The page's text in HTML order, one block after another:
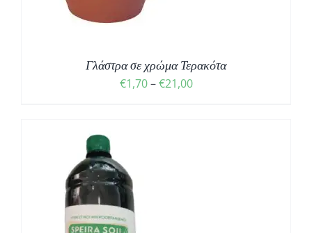
Γλάστρα σε χρώμα Τερακότα
€1,70–€21,00